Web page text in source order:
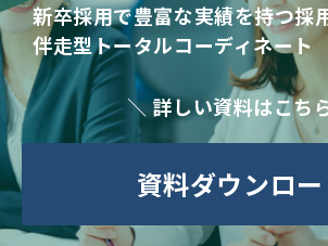
セミナー
新卒採用で豊富な実績を持つ採
伴走型トータルコーディネート
詳しい資料はこち
資料ダウンロ